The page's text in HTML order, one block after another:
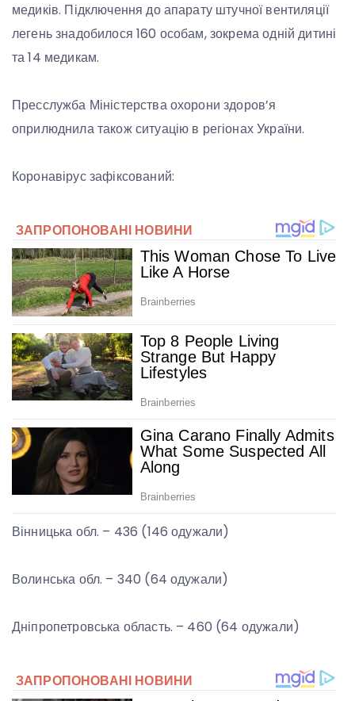
медиків. Підключення до апарату штучної вентиляції
легень знадобилося 160 особам, зокрема одній дитині
та 14 медикам.
Пресслужба Міністерства охорони здоров’я
оприлюднила також ситуацію в регіонах України.
Коронавірус зафіксований:
Вінницька обл. – 436 (146 одужали)
Волинська обл. – 340 (64 одужали)
Дніпропетровська область. – 460 (64 одужали)